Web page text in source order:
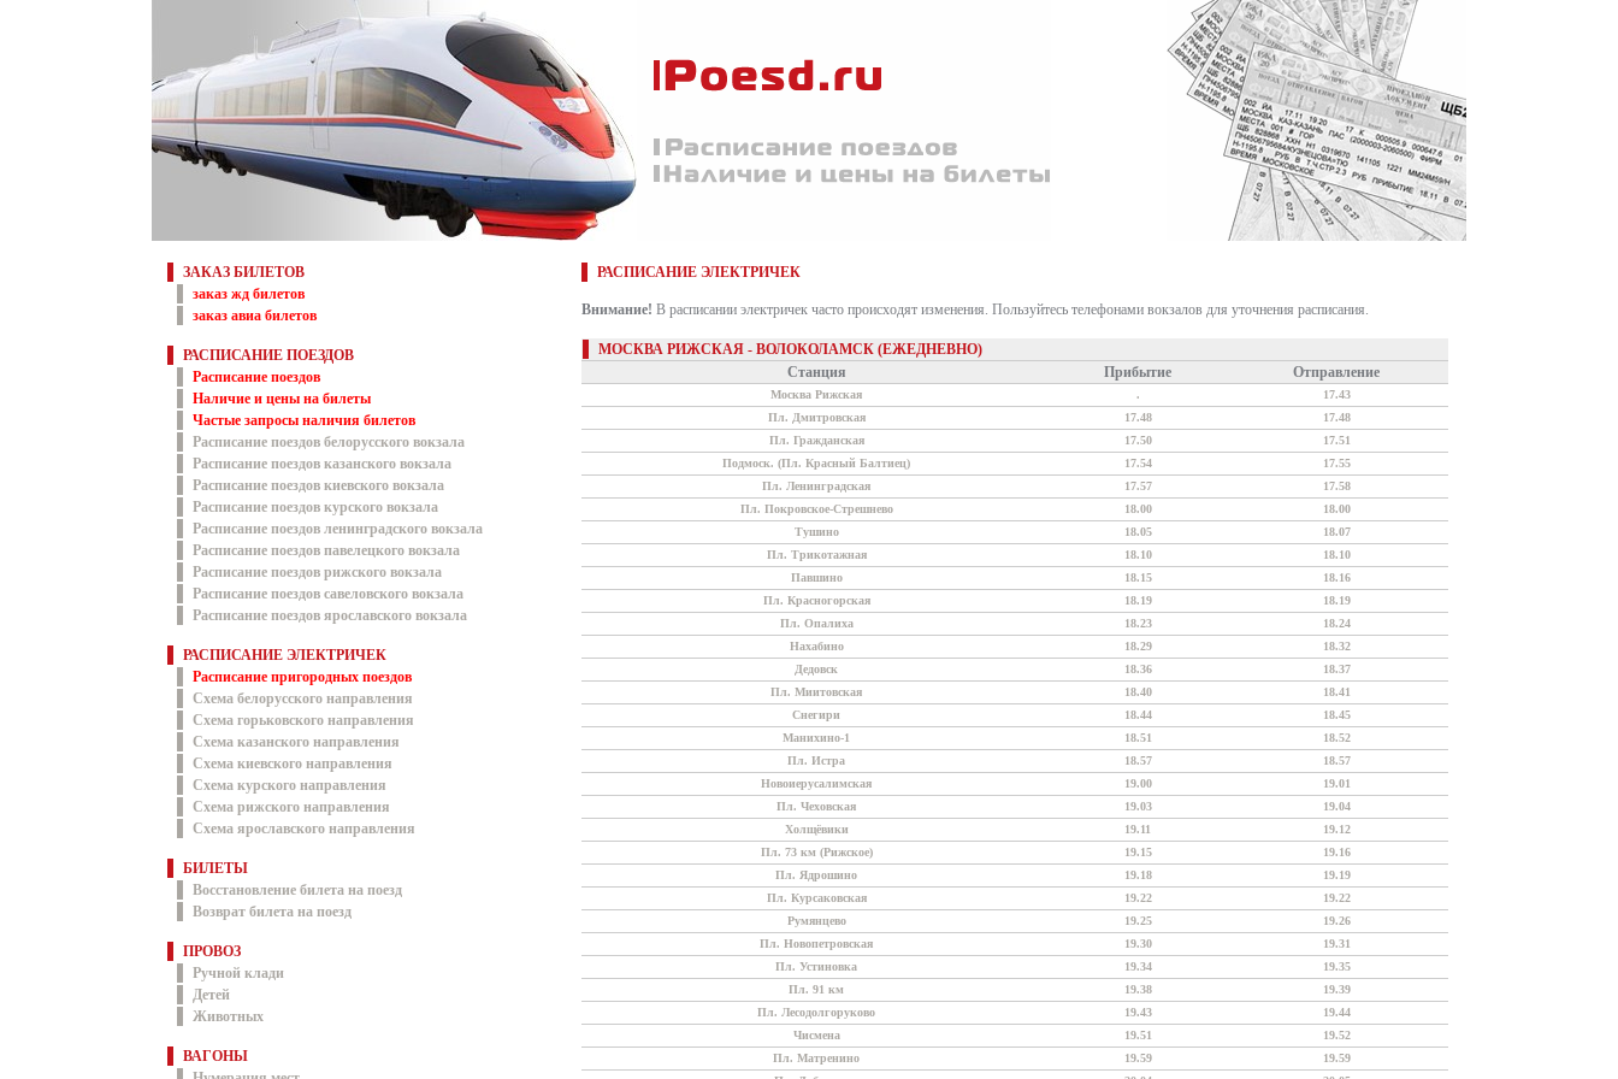
ЗАКАЗ БИЛЕТОВ
заказ жд билетов
заказ авиа билетов
РАСПИСАНИЕ ПОЕЗДОВ
Расписание поездов
Наличие и цены на билеты
Частые запросы наличия билетов
Расписание поездов белорусского вокзала
Расписание поездов казанского вокзала
Расписание поездов киевского вокзала
Расписание поездов курского вокзала
Расписание поездов ленинградского вокзала
Расписание поездов павелецкого вокзала
Расписание поездов рижского вокзала
Расписание поездов савеловского вокзала
Расписание поездов ярославского вокзала
РАСПИСАНИЕ ЭЛЕКТРИЧЕК
Расписание пригородных поездов
Схема белорусского направления
Схема горьковского направления
Схема казанского направления
Схема киевского направления
Схема курского направления
Схема рижского направления
Схема ярославского направления
БИЛЕТЫ
Восстановление билета на поезд
Возврат билета на поезд
ПРОВОЗ
Ручной клади
Детей
Животных
ВАГОНЫ
РАСПИСАНИЕ ЭЛЕКТРИЧЕК
Внимание! В расписании электричек часто происходят изменения. Пользуйтесь телефонами вокзалов для уточнения расписания.
МОСКВА РИЖСКАЯ - ВОЛОКОЛАМСК (ЕЖЕДНЕВНО)
Станция
Прибытие Отправление
Москва Рижская .
17.43
Пл. Дмитровская
17.48
17.48
Пл. Гражданская
17.50
17.51
Подмоск. (Пл. Красный Балтиец)
17.54
17.55
Пл. Ленинградская
17.57
17.58
Пл. Покровское-Стрешнево
18.00
18.00
Тушино
18.05
18.07
Пл. Трикотажная
18.10
18.10
Павшино
18.15
18.16
Пл. Красногорская
18.19
18.19
Пл. Опалиха
18.23
18.24
Нахабино
18.29
18.32
Дедовск
18.36
18.37
Пл. Миитовская
18.40
18.41
Снегири
18.44
18.45
Манихино-1
18.51
18.52
Пл. Истра
18.57
18.57
Новоиерусалимская
19.00
19.01
Пл. Чеховская
19.03
19.04
Холщёвики
19.11
19.12
Пл. 73 км (Рижское)
19.15
19.16
Пл. Ядрошино
19.18
19.19
Пл. Курсаковская
19.22
19.22
Румянцево
19.25
19.26
Пл. Новопетровская
19.30
19.31
Пл. Устиновка
19.34
19.35
Пл. 91 км
19.38
19.39
Пл. Лесодолгоруково
19.43
19.44
Чисмена
19.51
19.52
Пл. Матренино
19.59
19.59